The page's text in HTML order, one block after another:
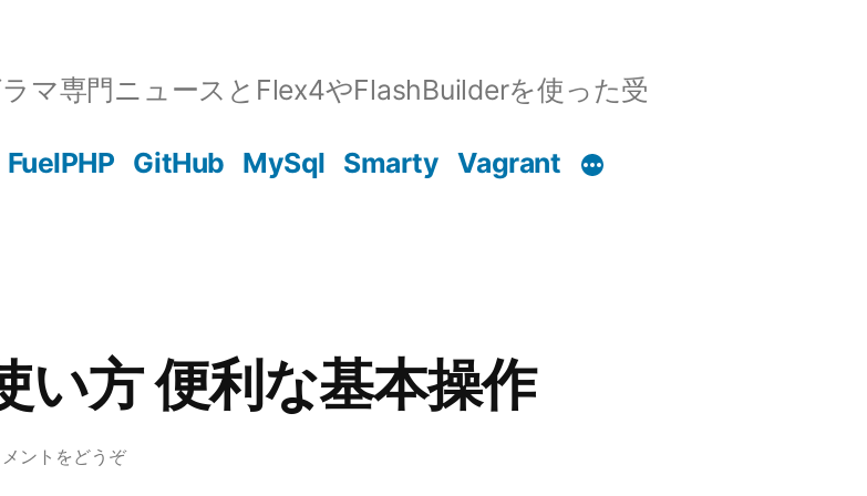
マ専門ニュースとFlex4やFlashBuilderを使った受
FuelPHP GitHub MySql Smarty Vagrant
い方 便利な基本操作
メントをどうぞ(ｖ